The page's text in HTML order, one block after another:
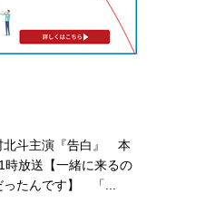
北斗主演『告白』 本
時放送【一緒に来るの
ったんです】 「...